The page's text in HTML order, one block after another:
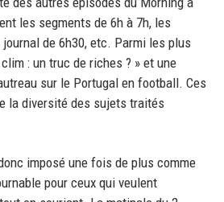
les segments de 6h à 7h, les
de 6h30, etc. Parmi les plus
: un truc de riches ? » et une
sur le Portugal en football. Ces
la diversité des sujets traités
imposé une fois de plus comme
pour ceux qui veulent